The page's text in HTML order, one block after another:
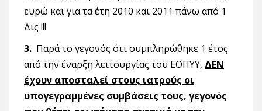
ευρώ και για τα έτη 2010 και 2011 πάνω από 1
Δις !!!
3. Παρά το γεγονός ότι συμπληρώθηκε 1 έτος
από την έναρξη λειτουργίας του ΕΟΠΥΥ, ΔΕΝ
έχουν αποσταλεί στους ιατρούς οι
υπογεγραμμένες συμβάσεις τους, γεγονός